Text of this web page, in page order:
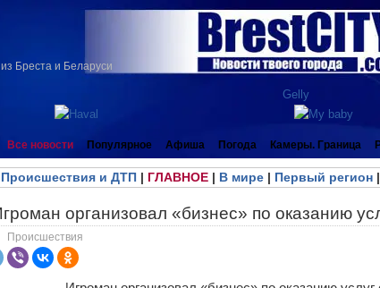
Бреста и Беларуси
Все новости Популярное Афиша Погода Камеры. Граница
Происшествия и ДТП| ГЛАВНОЕ| В мире| Первый регион|
организовал «бизнес» по оказанию
Происшествия